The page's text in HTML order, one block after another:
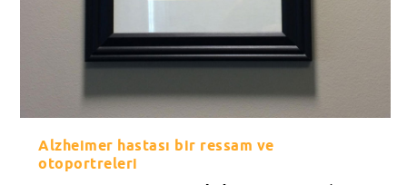
Alzheimer hastası bir ressam ve
otoportreleri